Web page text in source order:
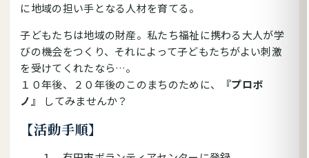
に地域の担い手となる人材を育てる。
子どもたちは地域の財産。私たち福祉に携わる大人が学
びの機会をつくり、それによって子どもたちがよい刺激
を受けてくれたなら…。
１０年後、２０年後のこのまちのために、
『プロボ
ノ』
してみませんか？
【活動手順】